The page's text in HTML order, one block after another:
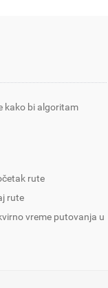
kako bi algoritam
rute
rute
vreme putovanja u